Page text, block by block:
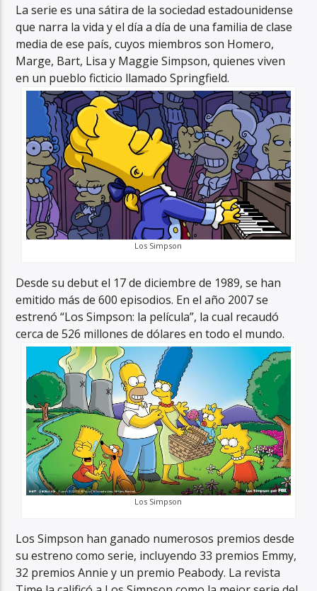
La serie es una sátira de la sociedad estadounidense
que narra la vida y el día a día de una familia de clase
media de ese país, cuyos miembros son Homero,
Marge, Bart, Lisa y Maggie Simpson, quienes viven
en un pueblo ficticio llamado Springfield.
Los Simpson
Desde su debut el 17 de diciembre de 1989, se han
emitido más de 600 episodios. En el año 2007 se
estrenó “Los Simpson: la película”, la cual recaudó
cerca de 526 millones de dólares en todo el mundo.
Los Simpson
Los Simpson han ganado numerosos premios desde
su estreno como serie, incluyendo 33 premios Emmy,
32 premios Annie y un premio Peabody. La revista